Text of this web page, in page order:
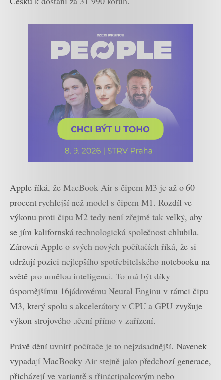
Apple říká, že MacBook Air s čipem M3 je až o 60
procent rychlejší než model s čipem M1. Rozdíl ve
výkonu proti čipu M2 tedy není zřejmě tak velký, aby
se jím kalifornská technologická společnost chlubila.
Zároveň Apple o svých nových počítačích říká, že si
udržují pozici nejlepšího spotřebitelského notebooku na
světě pro umělou inteligenci. To má být díky
úspornějšímu 16jádrovému Neural Enginu v rámci čipu
M3, který spolu s akcelerátory v CPU a GPU zvyšuje
výkon strojového učení přímo v zařízení.
Právě dění uvnitř počítače je to nejzásadnější. Navenek
vypadají MacBooky Air stejně jako předchozí generace,
přicházejí ve variantě s třináctipalcovým nebo